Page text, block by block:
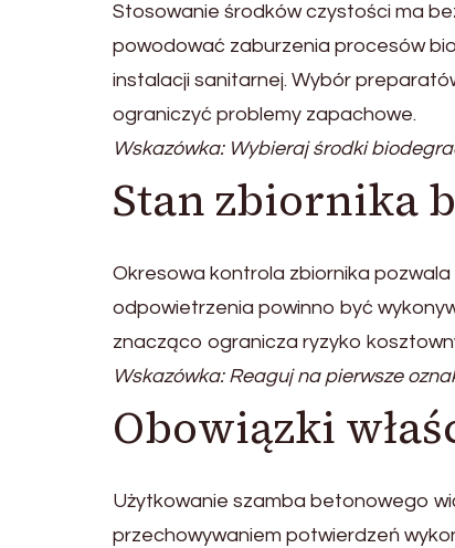
Stosowanie środków czystości ma
powodować zaburzenia procesów
instalacji sanitarnej. Wybór
ograniczyć problemy zapachowe.
Wskazówka: Wybieraj środki
Stan zbiornika
Okresowa kontrola zbiornika
odpowietrzenia powinno być
znacząco ogranicza ryzyko
Wskazówka: Reaguj na pierwsze
Obowiązki
Użytkowanie szamba betonowego
przechowywaniem potwierdzeń